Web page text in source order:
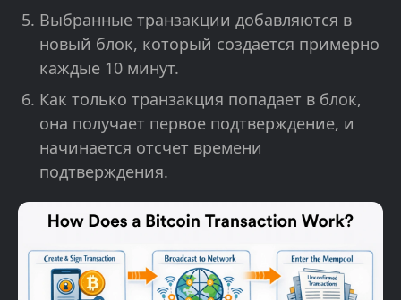
Выбранные транзакции добавляются в
новый блок, который создается примерно
каждые 10 минут.
Как только транзакция попадает в блок,
она получает первое подтверждение, и
начинается отсчет времени
подтверждения.